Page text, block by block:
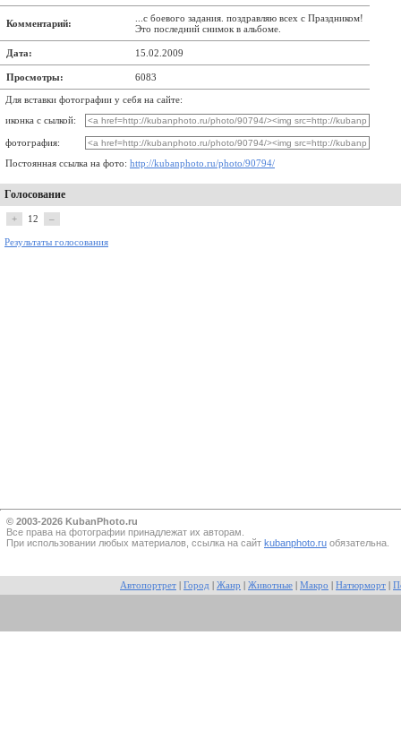
Комментарий:
...с боевого задания. поздравляю всех с Праздником!
Это последний снимок в альбоме.
Дата: 15.02.2009
Просмотры: 6083
Для вставки фотографии у себя на сайте:
иконка с сылкой:
фотография:
Постоянная ссылка на фото: http://kubanphoto.ru/photo/90794/
Голосование
+ 12 –
Результаты голосования
© 2003-2026 KubanPhoto.ru
Все прaва на фотографии принадлежат их авторам.
При использовании любых материалов, ссылка на сайт kubanphoto.ru обязательна.
Автопортрет Город Жанр Животные Макро Натюрморт